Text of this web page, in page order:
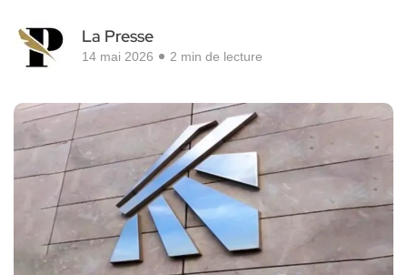
La Presse
14 mai 2026 2 min de lecture